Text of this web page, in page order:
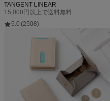
TANGENT LINEAR
15,000円以上で送料無料
5.0 (2508)